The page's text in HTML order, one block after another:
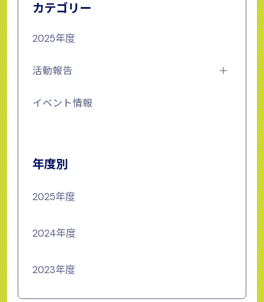
カテゴリー
2025年度
活動報告
イベント情報
年度別
2025年度
2024年度
2023年度